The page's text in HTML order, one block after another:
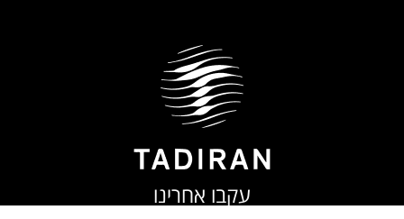
עקבו אחרינו